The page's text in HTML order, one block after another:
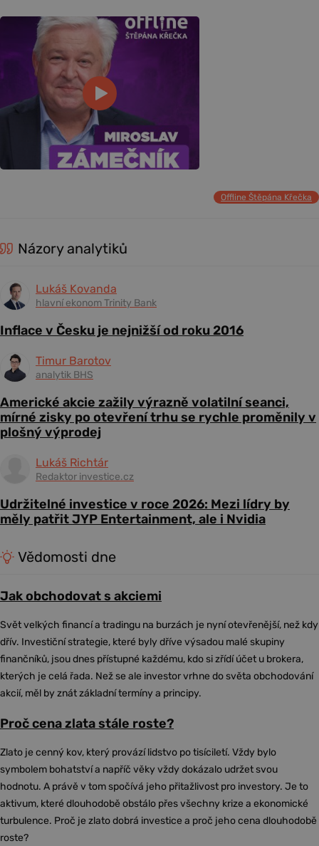
Offline Štěpána Křečka
Názory analytiků
Lukáš Kovanda
hlavní ekonom Trinity Bank
Inflace v Česku je nejnižší od roku 2016
Timur Barotov
analytik BHS
Americké akcie zažily výrazně volatilní seanci,
mírné zisky po otevření trhu se rychle proměnily v
plošný výprodej
Lukáš Richtár
Redaktor investice.cz
Udržitelné investice v roce 2026: Mezi lídry by
měly patřit JYP Entertainment, ale i Nvidia
Vědomosti dne
Jak obchodovat s akciemi
Svět velkých financí a tradingu na burzách je nyní otevřenější, než kdy
dřív. Investiční strategie, které byly dříve výsadou malé skupiny
finančníků, jsou dnes přístupné každému, kdo si zřídí účet u brokera,
kterých je celá řada. Než se ale investor vrhne do světa obchodování
akcií, měl by znát základní termíny a principy.
Proč cena zlata stále roste?
Zlato je cenný kov, který provází lidstvo po tisíciletí. Vždy bylo
symbolem bohatství a napříč věky vždy dokázalo udržet svou
hodnotu. A právě v tom spočívá jeho přitažlivost pro investory. Je to
aktivum, které dlouhodobě obstálo přes všechny krize a ekonomické
turbulence. Proč je zlato dobrá investice a proč jeho cena dlouhodobě
roste?